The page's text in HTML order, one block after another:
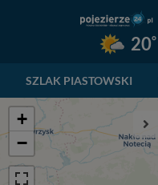
20°
SZLAK PIASTOWSKI
+
−